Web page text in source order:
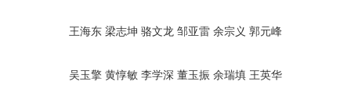
王海东 梁志坤 骆文龙 邹亚雷 余宗义 郭元峰
吴玉擎 黄惇敏 李学深 董玉振 余瑞填 王英华